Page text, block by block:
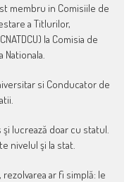
membru in Comisiile de
a Titlurilor,
la Comisia de
si Conducator de
lucrează doar cu statul.
nivelul şi la stat.
ar fi simplă: le